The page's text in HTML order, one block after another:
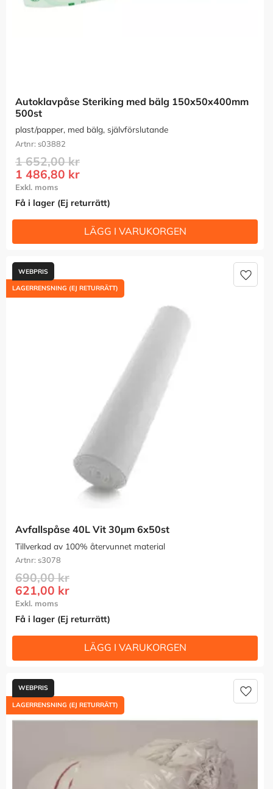
Autoklavpåse Steriking med bälg 150x50x400mm
500st
plast/papper, med bälg, självförslutande
s03882
1 486,80 kr
1 652,00kr
Få i lager (Ej returrätt)
Avfallspåse 40L Vit 30µm 6x50st
Tillverkad av 100% återvunnet material
s3078
621,00 kr
690,00kr
LAGERRENSNING (EJ RETURRÄTT)
Lägg
Få i lager (Ej returrätt)
LAGERRENSNING (EJ RETURRÄTT)
Lägg